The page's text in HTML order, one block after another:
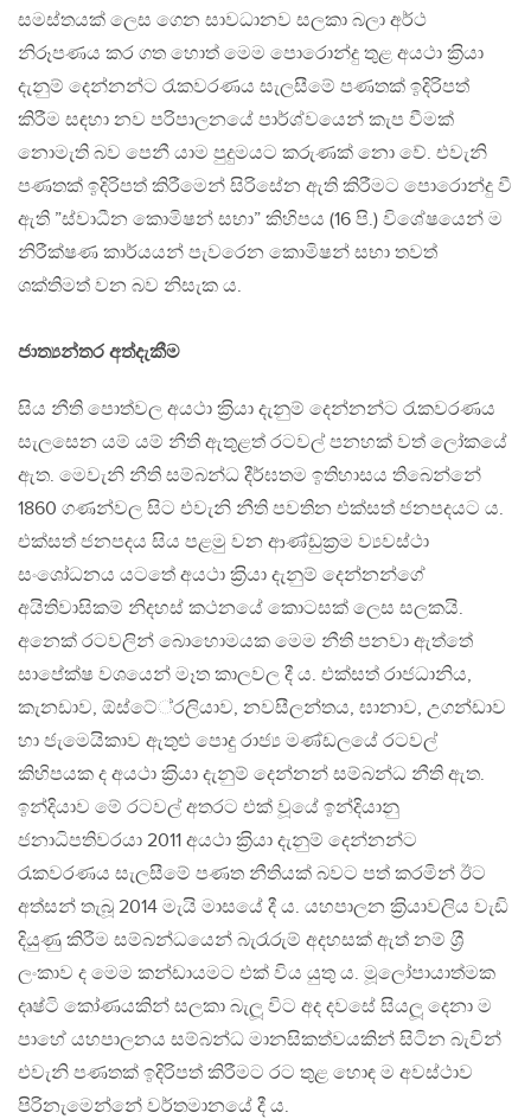
සමස්තයක් ලෙස ගෙන සාවධානව සලකා බලා අර්ථ
නිරූපණය කර ගත හොත් මෙම පොරොන්දු තුළ අයථා ක‍්‍රියා
දැනුම් දෙන්නන්ට රැකවරණය සැලසීමේ පණතක් ඉදිරිපත්
කිරීම සඳහා නව පරිපාලනයේ පාර්ශ්වයෙන් කැප වීමක්
නොමැති බව පෙනී යාම පුදුමයට කරුණක් නො වේ. එවැනි
පණතක් ඉදිරිපත් කිරීමෙන් සිරිසේන ඇති කිරීමට පොරොන්දු වී
ඇති ”ස්වාධීන කොමිෂන් සභා” කිහිපය (16 පි.) විශේෂයෙන් ම
නිරීක්ෂණ කාර්යයන් පැවරෙන කොමිෂන් සභා තවත්
ශක්තිමත් වන බව නිසැක ය.
ජාත්‍යන්තර අත්දැකීම
සිය නීති පොත්වල අයථා ක‍්‍රියා දැනුම් දෙන්නන්ට රැකවරණය
සැලසෙන යම් යම් නීති ඇතුළත් රටවල් පනහක් වත් ලෝකයේ
ඇත. මෙවැනි නීති සම්බන්ධ දීර්ඝතම ඉතිහාසය තිබෙන්නේ
1860 ගණන්වල සිට එවැනි නීති පවතින එක්සත් ජනපදයට ය.
එක්සත් ජනපදය සිය පළමු වන ආණ්ඩුක‍්‍රම ව්‍යවස්ථා
සංශෝධනය යටතේ අයථා ක‍්‍රියා දැනුම් දෙන්නන්ගේ
අයිතිවාසිකම් නිදහස් කථනයේ කොටසක් ලෙස සලකයි.
අනෙක් රටවලින් බොහොමයක මෙම නීති පනවා ඇත්තේ
සාපේක්ෂ වශයෙන් මෑත කාලවල දී ය. එක්සත් රාජධානිය,
කැනඩාව, ඕස්ටේ‍්‍රලියාව, නවසීලන්තය, ඝානාව, උගන්ඩාව
හා ජැමෙයිකාව ඇතුළු පොදු රාජ්‍ය මණ්ඩලයේ රටවල්
කිහිපයක ද අයථා ක‍්‍රියා දැනුම් දෙන්නන් සම්බන්ධ නීති ඇත.
ඉන්දියාව මේ රටවල් අතරට එක් වූයේ ඉන්දියානු
ජනාධිපතිවරයා 2011 අයථා ක‍්‍රියා දැනුම් දෙන්නන්ට
රැකවරණය සැලසීමේ පණත නීතියක් බවට පත් කරමින් ඊට
අත්සන් තැබූ 2014 මැයි මාසයේ දී ය. යහපාලන ක‍්‍රියාවලිය වැඩි
දියුණු කිරීම සම්බන්ධයෙන් බැරෑරුම් අදහසක් ඇත් නම් ශ‍්‍රී
ලංකාව ද මෙම කන්ඩායමට එක් විය යුතු ය. මූලෝපායාත්මක
දෘෂ්ටි කෝණයකින් සලකා බැලූ විට අද දවසේ සියලූ දෙනා ම
පාහේ යහපාලනය සම්බන්ධ මානසිකත්වයකින් සිටින බැවින්
එවැනි පණතක් ඉදිරිපත් කිරීමට රට තුළ හොඳ ම අවස්ථාව
පිරිනැමෙන්නේ වර්තමානයේ දී ය.